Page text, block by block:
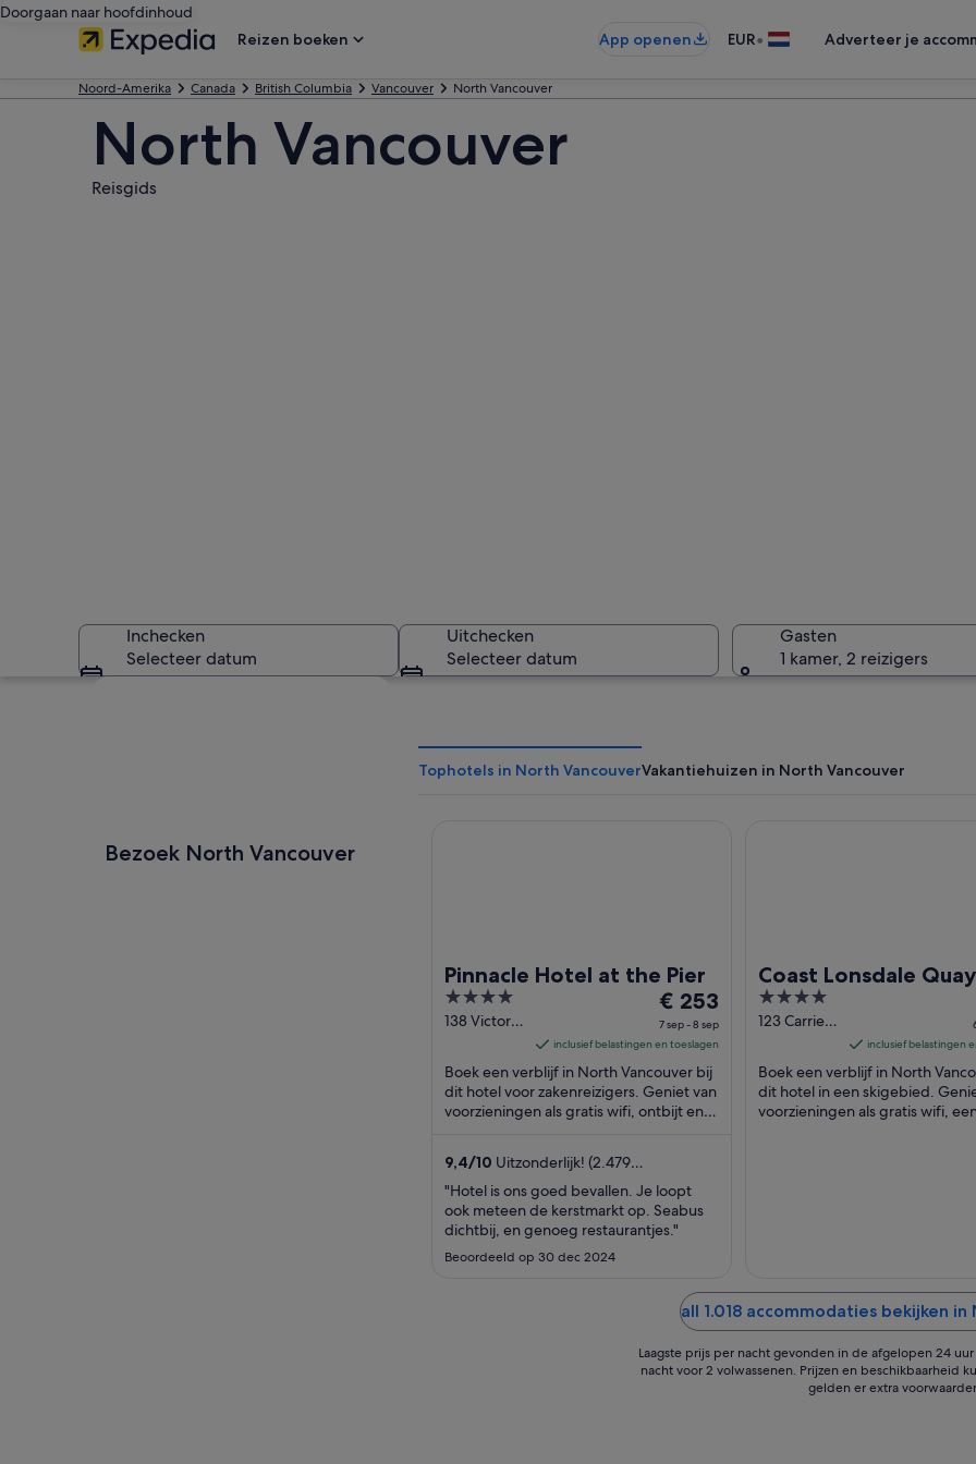
Doorgaan naar hoofdinhoud
Reizen boeken
App openen EUR• Adverteer je
Noord-Amerika Canada British Columbia Vancouver North Vancouver
North Vancouver
Reisgids
Inchecken
Selecteer datum
Uitchecken
Selecteer datum
Gasten
1 kamer, 2 reizigers
Bezoek North Vancouver
Tophotels in North VancouverVakantiehuizen in North Vancouver
Pinnacle Hotel at the Pier
4
out
5
138 Victory
Vancouver
BC
De
prijs
is
€ 253
per
nacht
sep
tot
8
€ 253
7 sep - 8 sep
inclusief belastingen en toeslagen
Boek een verblijf in North Vancouver bij
dit hotel voor zakenreizigers. Geniet van
voorzieningen als gratis wifi, ontbijt en
9,4/10 Uitzonderlijk! (2.479
beoordelingen)
"Hotel is ons goed bevallen. Je loopt
ook meteen de kerstmarkt op. Seabus
dichtbij, en genoeg restaurantjes."
Beoordeeld op 30 dec 2024
Coast Lonsdale Quay
Hotel
4
out
5
123 Carrie
Vancouver
BC
inclusief belastingen
Boek een verblijf in North
dit hotel in een skigebied.
voorzieningen als gratis wifi,
all 1.018 accommodaties bekijken
Laagste prijs per nacht gevonden in de afgelopen 24
nacht voor 2 volwassenen. Prijzen en beschikbaarheid
gelden er extra